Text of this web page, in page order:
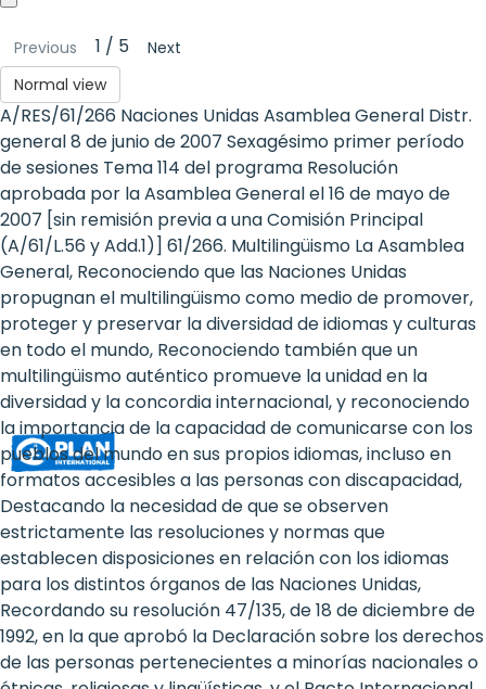
Plan
International
-
Girls'
Rights
Platform
-
Girls'
rights
are
human
rights:
Positioning
girls
at
the
Previous 1 / 5
Next
Normal view
A/RES/61/266 Naciones Unidas Asamblea General Distr.
general 8 de junio de 2007 Sexagésimo primer período
de sesiones Tema 114 del programa Resolución
aprobada por la Asamblea General el 16 de mayo de
2007 [sin remisión previa a una Comisión Principal
(A/61/L.56 y Add.1)] 61/266. Multilingüismo La Asamblea
General, Reconociendo que las Naciones Unidas
propugnan el multilingüismo como medio de promover,
proteger y preservar la diversidad de idiomas y culturas
en todo el mundo, Reconociendo también que un
multilingüismo auténtico promueve la unidad en la
diversidad y la concordia internacional, y reconociendo
la importancia de la capacidad de comunicarse con los
pueblos del mundo en sus propios idiomas, incluso en
formatos accesibles a las personas con discapacidad,
Destacando la necesidad de que se observen
estrictamente las resoluciones y normas que
establecen disposiciones en relación con los idiomas
para los distintos órganos de las Naciones Unidas,
Recordando su resolución 47/135, de 18 de diciembre de
1992, en la que aprobó la Declaración sobre los derechos
de las personas pertenecientes a minorías nacionales o